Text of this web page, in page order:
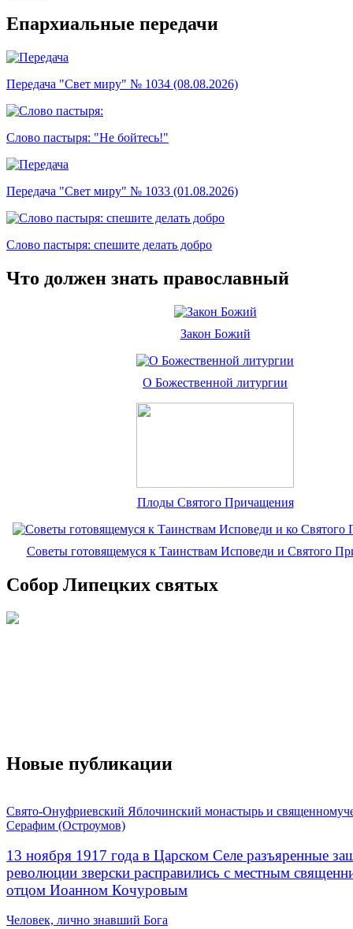
Епархиальные передачи
Передача "Свет миру" № 1034 (08.08.2026)
Слово пастыря: "Не бойтесь!"
Передача "Свет миру" № 1033 (01.08.2026)
Слово пастыря: спешите делать добро
Что должен знать православный
Закон Божий
О Божественной литургии
Плоды Святого Причащения
Советы готовящемуся к Таинствам Исповеди и Святого
Собор Липецких святых
Новые публикации
Свято-Онуфриевский Яблочинский монастырь и
Серафим (Остроумов)
13 ноября 1917 года в Царском Селе разъяренные
революции зверски расправились с местным
отцом Иоанном Кочуровым
Человек, лично знавший Бога